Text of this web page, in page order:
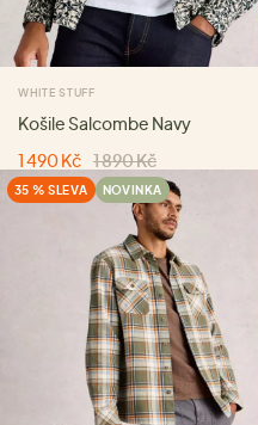
WHITE STUFF
Košile Salcombe Navy
1 490 Kč 1 890 Kč
35 % SLEVA NOVINKA